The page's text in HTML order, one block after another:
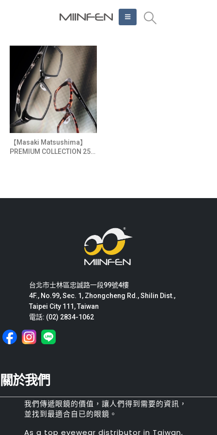
【Masaki Matsushima】
PREMIUM COLLECTION 25週
台北市士林區忠誠路一段99號4樓
4F., No.99, Sec. 1, Zhongcheng Rd., Shilin Dist.,
Taipei City 111, Taiwan
電話: (02) 2834-1062
關於我們
我們傳遞眼鏡的價值，讓人們得到需要的資訊，
並找到最適合自已的眼鏡。
As a top eyewear distributor in Taiwan,